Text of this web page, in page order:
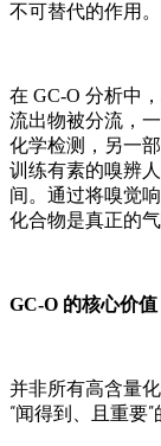
不可替代的作用。
在 GC-O 分析中
流出物被分流，
化学检测，另一
训练有素的嗅辨
间。通过将嗅觉
化合物是真正的气
GC-O 的核心价值
并非所有高含量
“闻得到、且重要